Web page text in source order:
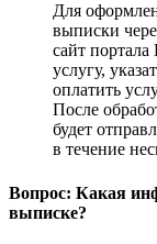
Для
выписки
сайт
услугу,
оплатить
После
будет
в течение
Вопрос: Какая
выписке?